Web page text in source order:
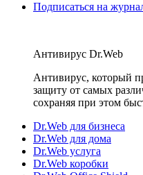
Подписаться на
Антивирус Dr.Web
Антивирус, который
защиту от самых
сохраняя при этом
Dr.Web для бизнеса
Dr.Web для дома
Dr.Web услуга
Dr.Web коробки